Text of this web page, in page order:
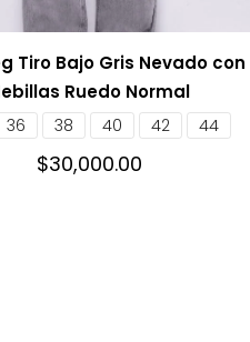
Tiro Bajo Gris Nevado con
Ruedo Normal
36 38 40 42 44
$30,000.00